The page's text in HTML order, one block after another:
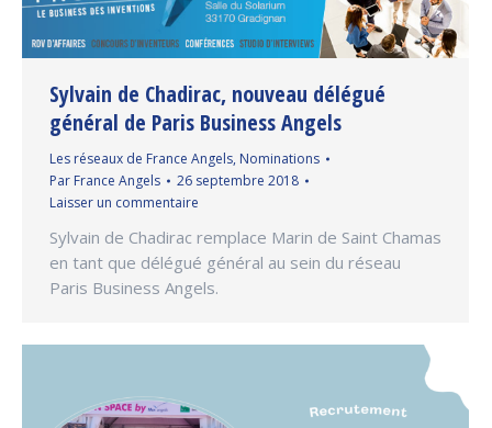
Sylvain de Chadirac, nouveau délégué
général de Paris Business Angels
Les réseaux de France Angels, Nominations
Par France Angels
26 septembre 2018
Laisser un commentaire
Sylvain de Chadirac remplace Marin de Saint Chamas
en tant que délégué général au sein du réseau
Paris Business Angels.